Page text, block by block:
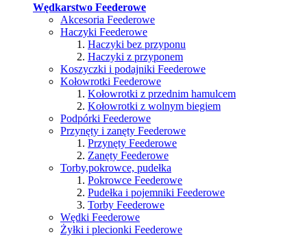
Wędkarstwo Feederowe
Akcesoria Feederowe
Haczyki Feederowe
Haczyki bez przyponu
Haczyki z przyponem
Koszyczki i podajniki Feederowe
Kołowrotki Feederowe
Kołowrotki z przednim hamulcem
Kołowrotki z wolnym biegiem
Podpórki Feederowe
Przynęty i zanęty Feederowe
Przynęty Feederowe
Zanęty Feederowe
Torby,pokrowce, pudełka
Pokrowce Feederowe
Pudełka i pojemniki Feederowe
Torby Feederowe
Wędki Feederowe
Żyłki i plecionki Feederowe